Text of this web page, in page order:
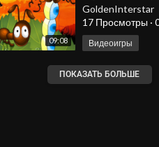
09:08
GoldenInterstar
17 Просмотры ·
Видеоигры
ПОКАЗАТЬ БОЛЬШЕ